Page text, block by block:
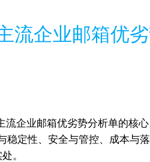
流企业邮箱优
企业邮箱优劣势分析单的核
定性、安全与管控、成本
。